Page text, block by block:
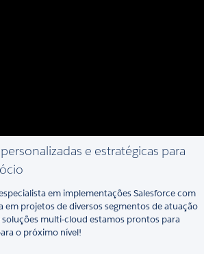
e estratégicas para
em implementações Salesforce com
em projetos de diversos segmentos de atuação
soluções multi-cloud estamos prontos para
o próximo nível!